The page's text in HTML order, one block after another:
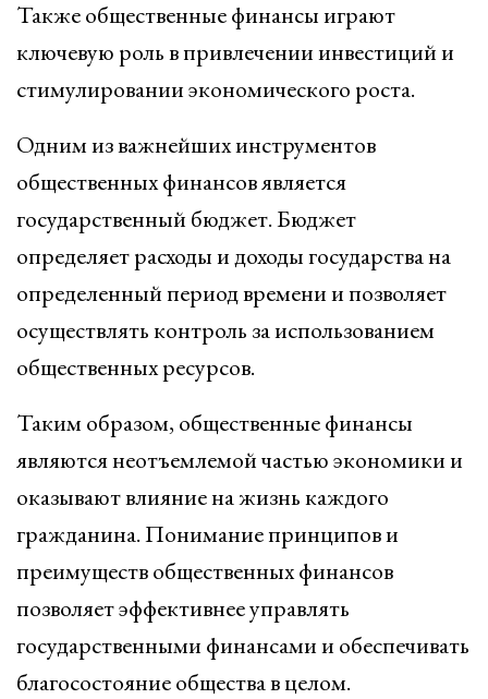
Также общественные финансы играют
ключевую роль в привлечении инвестиций и
стимулировании экономического роста.
Одним из важнейших инструментов
общественных финансов является
государственный бюджет. Бюджет
определяет расходы и доходы государства на
определенный период времени и позволяет
осуществлять контроль за использованием
общественных ресурсов.
Таким образом, общественные финансы
являются неотъемлемой частью экономики и
оказывают влияние на жизнь каждого
гражданина. Понимание принципов и
преимуществ общественных финансов
позволяет эффективнее управлять
государственными финансами и обеспечивать
благосостояние общества в целом.